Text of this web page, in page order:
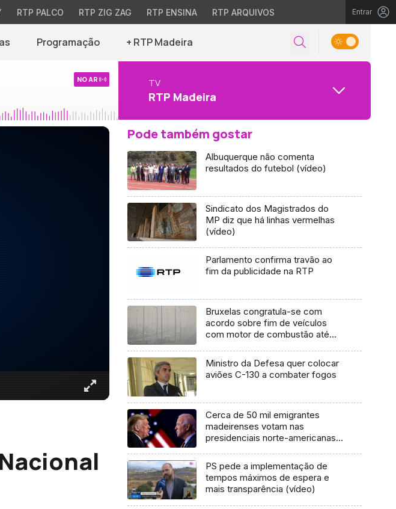
RTP PALCO RTP ZIG ZAG RTP ENSINA RTP ARQUIVOS Entrar
Programação + RTP Madeira
NO AR TV
RTP Madeira
Pode também gostar
Albuquerque não comenta
resultados do futebol (vídeo)
Sindicato dos Magistrados do
MP diz que há linhas vermelhas
(vídeo)
Parlamento confirma travão ao
fim da publicidade na RTP
Bruxelas congratula-se com
acordo sobre fim de veículos
com motor de combustão até
Ministro da Defesa quer colocar
aviões C-130 a combater fogos
Cerca de 50 mil emigrantes
madeirenses votam nas
presidenciais norte-americanas
PS pede a implementação de
tempos máximos de espera e
mais transparência (vídeo)